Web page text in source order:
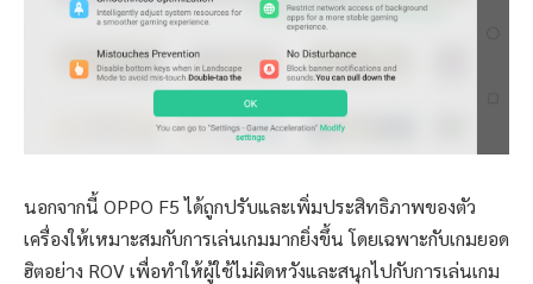
นอกจากนี้ OPPO F5 ได้ถูกปรับและเพิ่มประสิทธิภาพของตัว
เครื่องให้เหมาะสมกับการเล่นเกมมากยิ่งขึ้น โดยเฉพาะกับเกมยอด
ฮิตอย่าง ROV เพื่อทำให้ผู้ใช้ไม่ผิดหวังและสนุกไปกับการเล่นเกม